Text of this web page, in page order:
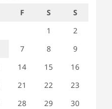
F S
S
1
2
7 8
9
14 15
16
21 22
23
28 29
30